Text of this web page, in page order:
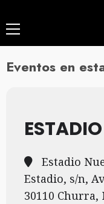
Menú
principal
Eventos en
Estadio
Estadio, s/n,
30110